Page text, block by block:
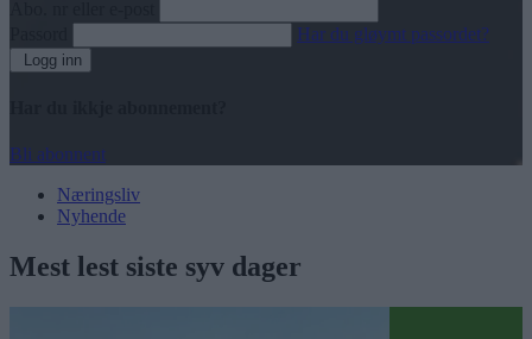
Har du gløymt passordet?
Logg inn
Bli abonnent
Næringsliv
Nyhende
Mest lest siste syv dager